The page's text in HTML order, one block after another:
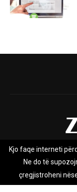
Rreth nesh
Zhurnal.mk është
Kjo faqe interneti
Ne do të
çregjistroheni